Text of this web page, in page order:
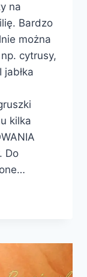
na
Bardzo
można
cytrusy,
kilka
Do